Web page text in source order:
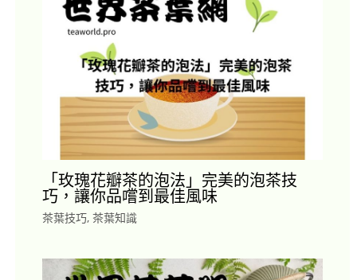
「玫瑰花瓣茶的泡法」完美的泡茶技
巧，讓你品嚐到最佳風味
茶葉技巧, 茶葉知識